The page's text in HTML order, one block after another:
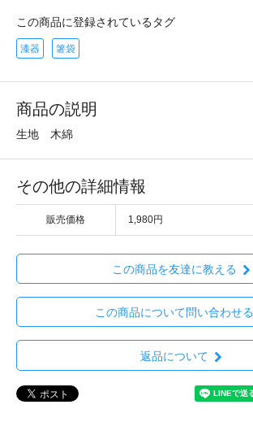
この商品に登録されているタグ
漆器 箸袋
商品の説明
生地 木綿
その他の詳細情報
販売価格 1,980円
この商品を友達に教える
この商品について問い合わせる
返品について